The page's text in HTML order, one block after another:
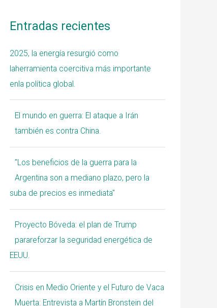
Entradas recientes
2025, la energía resurgió como
laherramienta coercitiva más importante
enla política global.
El mundo en guerra: El ataque a Irán
también es contra China.
"Los beneficios de la guerra para la
Argentina son a mediano plazo, pero la
suba de precios es inmediata"
Proyecto Bóveda: el plan de Trump
parareforzar la seguridad energética de
EEUU.
Crisis en Medio Oriente y el Futuro de Vaca
Muerta: Entrevista a Martín Bronstein del